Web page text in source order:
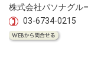
株式会社パソナグル
03-6734-0215